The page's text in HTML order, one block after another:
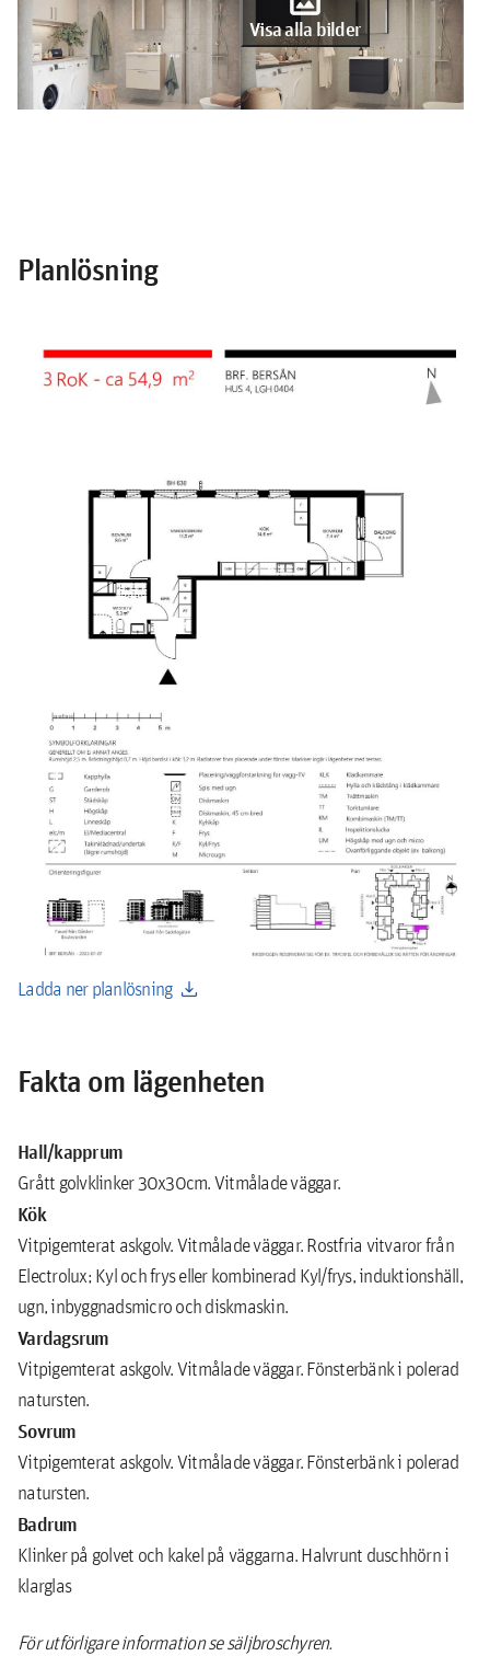
Visa alla bilder
Planlösning
Ladda ner planlösning download
Fakta om lägenheten
Hall/kapprum
Grått golvklinker 30x30cm. Vitmålade väggar.
Kök
Vitpigemterat askgolv. Vitmålade väggar. Rostfria vitvaror från
Electrolux; Kyl och frys eller kombinerad Kyl/frys, induktionshäll,
ugn, inbyggnadsmicro och diskmaskin.
Vardagsrum
Vitpigemterat askgolv. Vitmålade väggar. Fönsterbänk i polerad
natursten.
Sovrum
Vitpigemterat askgolv. Vitmålade väggar. Fönsterbänk i polerad
natursten.
Badrum
Klinker på golvet och kakel på väggarna. Halvrunt duschhörn i
klarglas
För utförligare information se säljbroschyren.